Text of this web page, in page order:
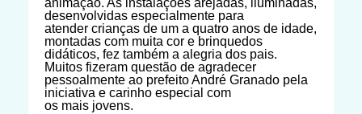
animação. As instalações arejadas, iluminadas,
desenvolvidas especialmente para
atender crianças de um a quatro anos de idade,
montadas com muita cor e brinquedos
didáticos, fez também a alegria dos pais.
Muitos fizeram questão de agradecer
pessoalmente ao prefeito André Granado pela
iniciativa e carinho especial com
os mais jovens.